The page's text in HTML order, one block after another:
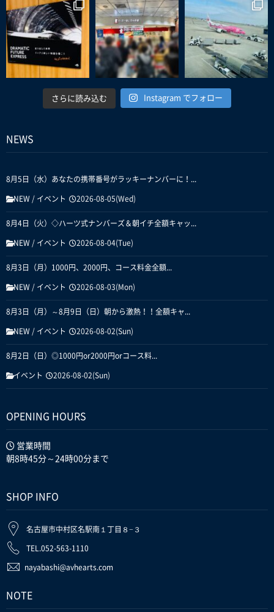
さらに読み込む Instagram でフォロー
NEWS
8月5日（水）あなたの携帯番号がラッキーナンバーに！...
NEW / イベント 2026-08-05(Wed)
8月4日（火）◇ハーツ式ナンバーズ＆朝イチ全額キャッ...
NEW / イベント 2026-08-04(Tue)
8月3日（月）1000円、2000円、コース料金全額...
NEW / イベント 2026-08-03(Mon)
8月3日（月）～8月9日（日）朝から激熱！！全額キャ...
NEW / イベント 2026-08-02(Sun)
8月2日（日）◎1000円or2000円orコース料...
イベント 2026-08-02(Sun)
OPENING HOURS
営業時間
朝8時45分～24時00分まで
SHOP INFO
名古屋市中村区名駅南１丁目８−３
TEL.052-563-1110
nayabashi@avhearts.com
NOTE